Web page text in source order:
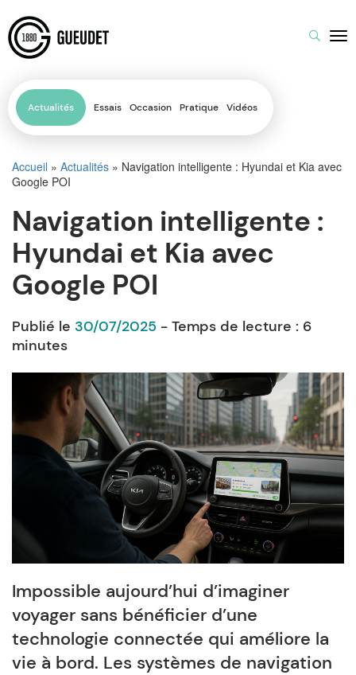
Actualités Essais Occasion Pratique Vidéos
Accueil » Actualités » Navigation intelligente : Hyundai et Kia avec
Google POI
Navigation intelligente :
Hyundai et Kia avec
Google POI
Publié le 30/07/2025 - Temps de lecture : 6
minutes
Impossible aujourd’hui d’imaginer
voyager sans bénéficier d’une
technologie connectée qui améliore la
vie à bord. Les systèmes de navigation